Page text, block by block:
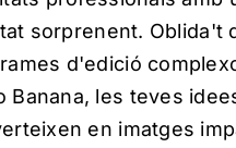
sorprenent. Oblida't
d'edició
Banana, les teves
en imatges